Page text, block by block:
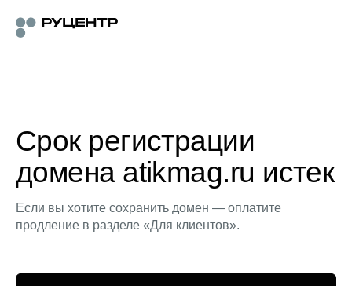
Срок регистрации
домена atikmag.ru истек
Если вы хотите сохранить домен — оплатите
продление в разделе «Для клиентов».